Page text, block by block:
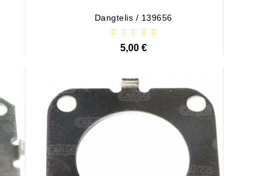
Dangtelis / 139656
5,00 €